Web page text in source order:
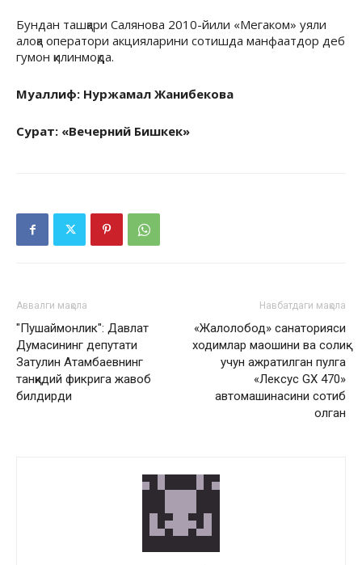
Бундан ташқари Салянова 2010-йили «Мегаком» уяли
алоқа оператори акцияларини сотишда манфаатдор деб
гумон қилинмоқда.
Муаллиф: Нуржамал Жанибекова
Сурат: «Вечерний Бишкек»
Аввалги мақола
"Пушаймонлик": Давлат
Думасининг депутати
Затулин Атамбаевнинг
танқидий фикрига жавоб
билдирди
Навбатдаги мақола
«Жалолобод» санаторияси
ходимлар маошини ва солиқ
учун ажратилган пулга
«Лексус GX 470»
автомашинасини сотиб
олган